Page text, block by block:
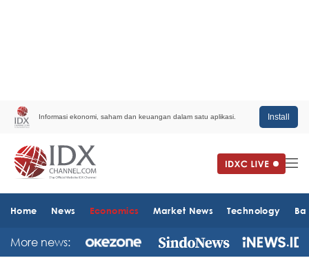
Informasi ekonomi, saham dan keuangan dalam satu aplikasi. Install
Home News Economics Market News Technology
More news: